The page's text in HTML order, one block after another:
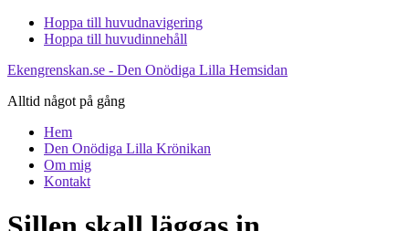
Hoppa till huvudnavigering
Hoppa till huvudinnehåll
Ekengrenskan.se - Den Onödiga Lilla Hemsidan
Alltid något på gång
Hem
Den Onödiga Lilla Krönikan
Om mig
Kontakt